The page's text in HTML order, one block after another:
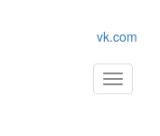
vk.com
Toggle